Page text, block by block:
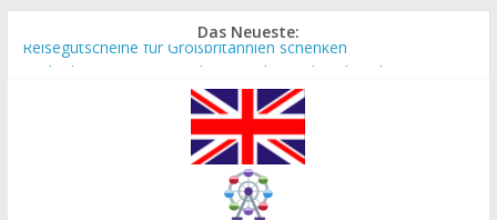
Inhalt
Das Neueste:
Reisegutscheine für Großbritannien schenken
Die Unterschiede zwischen Vereinigtes Königreich,
Großbritannien und England
Tea-Time – Was wird in Großbritannien getrunken?